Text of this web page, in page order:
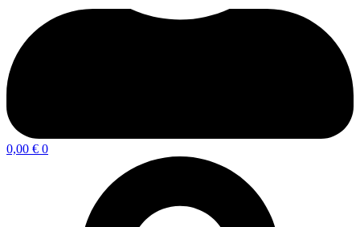
0,00 € 0